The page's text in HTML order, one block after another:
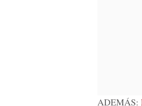
ADEMÁS: